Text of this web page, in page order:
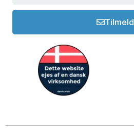
Tilmeld